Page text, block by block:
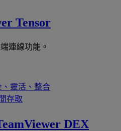
Tensor
連線功能。
、靈活、整合
存取
DEX